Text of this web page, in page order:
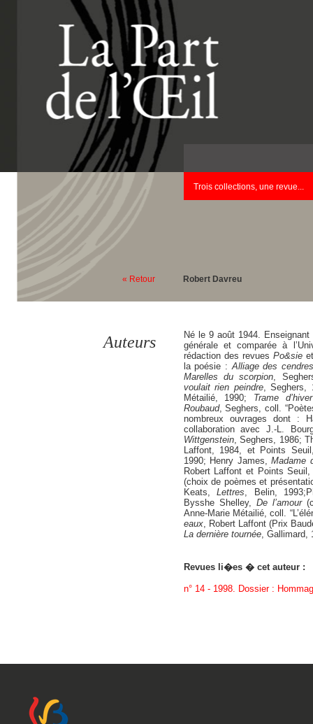
Trois collections, une revue...
« Retour Robert Davreu
Auteurs
Né le 9 août 1944.
générale et comparée à
rédaction des revues Po&sie
la poésie :Alliage des
Marelles du scorpion,
voulait rien peindre, Seghers,
Métailié, 1990; Trame d’hiver
Roubaud, Seghers, coll.
nombreux ouvrages dont :
collaboration avec J.-L.
Wittgenstein, Seghers, 1986;
Laffont, 1984, et Points
1990; Henry James, Madame
Robert Laffont et Points
(choix de poèmes et
Keats,Lettres, Belin,
Bysshe Shelley, De l’amour
Anne-Marie Métailié, coll.
eaux, Robert Laffont (Prix
La dernière tournée, Gallimard,
Revues li�es � cet auteur :
n° 14 - 1998. Dossier :